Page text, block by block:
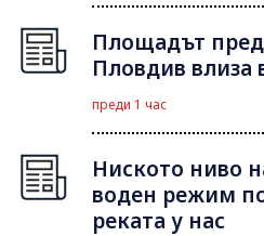
Площадът
Пловдив
преди 1 час
Ниското ниво
воден режим
реката у нас